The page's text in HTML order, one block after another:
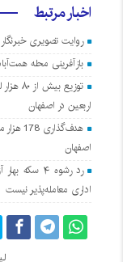
اخبار مرتبط
روایت تصویری
بازآفرینی محله همت‌آباد اصفهان با
اربعین در اصفهان
اصفهان
رد رشوه ۴
اداری معامله‌پذیر نیست